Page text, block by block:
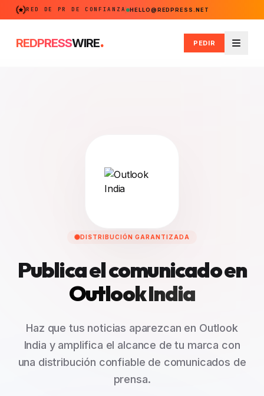
RED DE PR DE CONFIANZA HELLO@REDPRESS.NET
REDPRESSWIRE. PEDIR
Menú
DISTRIBUCIÓN GARANTIZADA
Publica el comunicado en
Outlook India
Haz que tus noticias aparezcan en Outlook
India y amplifica el alcance de tu marca con
una distribución confiable de comunicados de
prensa.